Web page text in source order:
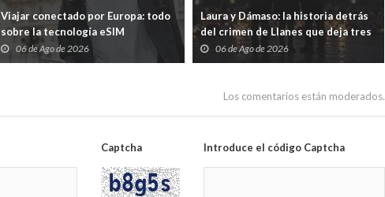
Viajar conectado por Europa: todo
sobre la tecnología eSIM
06 de Ago de 2026
Laura y Dámaso: la historia detrás
del crimen de Llanes que deja tres
hijos huérfanos
06 de Ago de 2026
Los comentarios están moderados.
Captcha Introduce el código Captcha